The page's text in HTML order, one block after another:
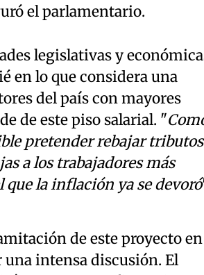
el parlamentario.
legislativas y
en lo que considera una
del país con mayores
de este piso salarial. "
pretender rebajar tributos
a los trabajadores más
que la inflación ya se devoró
de este proyecto
una intensa discusión. El